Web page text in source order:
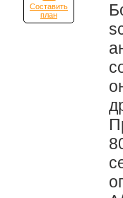
Составить
план